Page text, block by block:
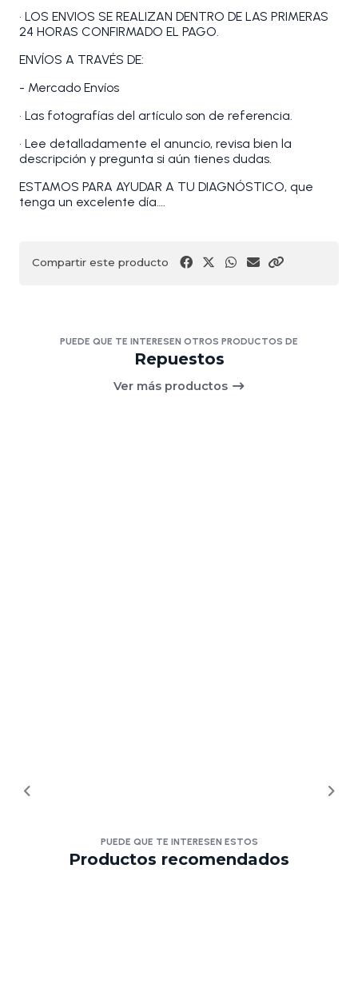
• LOS ENVIOS SE REALIZAN DENTRO DE LAS PRIMERAS
24 HORAS CONFIRMADO EL PAGO.
ENVÍOS A TRAVÉS DE:
- Mercado Envíos
• Las fotografías del artículo son de referencia.
• Lee detalladamente el anuncio, revisa bien la
descripción y pregunta si aún tienes dudas.
ESTAMOS PARA AYUDAR A TU DIAGNÓSTICO, que
tenga un excelente día….
Compartir este producto
PUEDE QUE TE INTERESEN OTROS PRODUCTOS DE
Repuestos
Ver más productos
PUEDE QUE TE INTERESEN ESTOS
Productos recomendados